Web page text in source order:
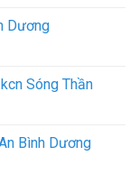
Dương
Sóng Thần
Bình Dương